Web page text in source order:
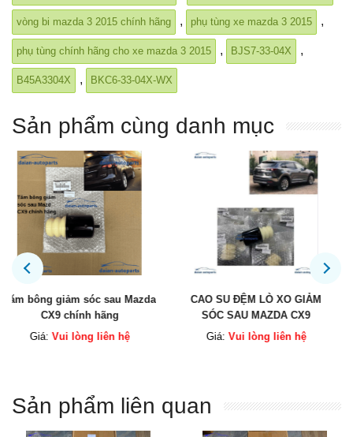
vòng bi mazda 3 2015 chính hãng , phụ tùng xe mazda 3 2015 ,
phụ tùng chính hãng cho xe mazda 3 2015 , BJS7-33-04X ,
B45A3304X , BKC6-33-04X-WX
Sản phẩm cùng danh mục
CAO SU ĐỆM LÒ XO GIẢM
SÓC SAU MAZDA CX9
Giá:Vui lòng liên hệ
Công tắc điều khiển ghế CX5
2016 chính hãng
Giá:Vui lòng liên hệ
Sản phẩm liên quan